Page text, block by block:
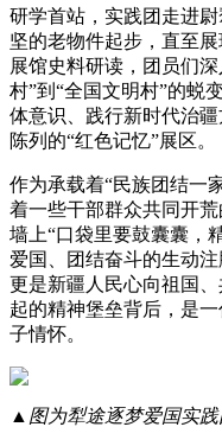
研学首站，实践团走进
坚的老物件起步，直至
展馆史料研读，团员们
村”到“全国文明村”的蜕
体意识、践行新时代治
陈列的“红色记忆”展区。
作为承载着“民族团结一
着一些干部群众共同开
墙上“口袋里要鼓囊囊，
爱国、团结奋斗的生动
更是新疆人民心向祖国
起的精神堡垒背后，是
子情怀。
▲图为犁途逐梦爱国实践